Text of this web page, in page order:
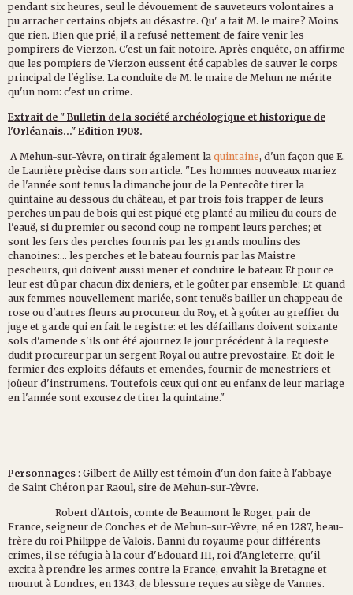
pendant six heures, seul le dévouement de sauveteurs volontaires a
pu arracher certains objets au désastre. Qu' a fait M. le maire? Moins
que rien. Bien que prié, il a refusé nettement de faire venir les
pompirers de Vierzon. C'est un fait notoire. Après enquête, on affirme
que les pompiers de Vierzon eussent été capables de sauver le corps
principal de l'église. La conduite de M. le maire de Mehun ne mérite
qu'un nom: c'est un crime.
Extrait de " Bulletin de la société archéologique et historique de
l'Orléanais..." Edition 1908.
A Mehun-sur-Yèvre, on tirait également la quintaine, d'un façon que E.
de Laurière prècise dans son article. "Les hommes nouveaux mariez
de l'année sont tenus la dimanche jour de la Pentecôte tirer la
quintaine au dessous du château, et par trois fois frapper de leurs
perches un pau de bois qui est piqué etg planté au milieu du cours de
l'eauë, si du premier ou second coup ne rompent leurs perches; et
sont les fers des perches fournis par les grands moulins des
chanoines:... les perches et le bateau fournis par las Maistre
pescheurs, qui doivent aussi mener et conduire le bateau: Et pour ce
leur est dû par chacun dix deniers, et le goûter par ensemble: Et quand
aux femmes nouvellement mariée, sont tenuës bailler un chappeau de
rose ou d'autres fleurs au procureur du Roy, et à goûter au greffier du
juge et garde qui en fait le registre: et les défaillans doivent soixante
sols d'amende s'ils ont été ajournez le jour précédent à la requeste
dudit procureur par un sergent Royal ou autre prevostaire. Et doit le
fermier des exploits défauts et emendes, fournir de menestriers et
joüeur d'instrumens. Toutefois ceux qui ont eu enfanx de leur mariage
en l'année sont excusez de tirer la quintaine."
Personnages : Gilbert de Milly est témoin d'un don faite à l'abbaye
de Saint Chéron par Raoul, sire de Mehun-sur-Yèvre.
Robert d'Artois, comte de Beaumont le Roger, pair de
France, seigneur de Conches et de Mehun-sur-Yèvre, né en 1287, beau-
frère du roi Philippe de Valois. Banni du royaume pour différents
crimes, il se réfugia à la cour d'Edouard III, roi d'Angleterre, qu'il
excita à prendre les armes contre la France, envahit la Bretagne et
mourut à Londres, en 1343, de blessure reçues au siège de Vannes.